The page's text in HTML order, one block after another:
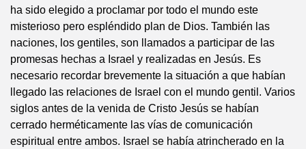
ha sido elegido a proclamar por todo el mundo este
misterioso pero espléndido plan de Dios. También las
naciones, los gentiles, son llamados a participar de las
promesas hechas a Israel y realizadas en Jesús. Es
necesario recordar brevemente la situación a que habían
llegado las relaciones de Israel con el mundo gentil. Varios
siglos antes de la venida de Cristo Jesús se habían
cerrado herméticamente las vías de comunicación
espiritual entre ambos. Israel se había atrincherado en la